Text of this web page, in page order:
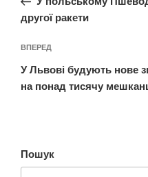
другої ракети
Наступний
запис
ВПЕРЕД
У Львові будують нове
на понад тисячу
Пошук